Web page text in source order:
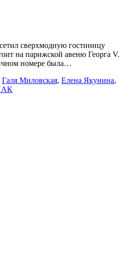
сверхмодную гостиницу
на парижской авеню Георга V.
номере была…
Галя Миловская, Елена Якунина,